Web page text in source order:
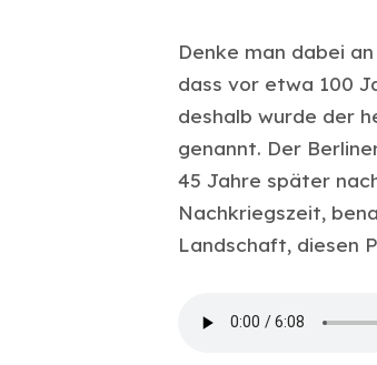
Denke man dabei
dass vor etwa 100
deshalb wurde der
genannt. Der
45 Jahre später
Nachkriegszeit,
Landschaft, diesen